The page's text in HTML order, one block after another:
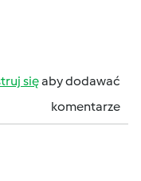
sięaby dodawać
komentarze